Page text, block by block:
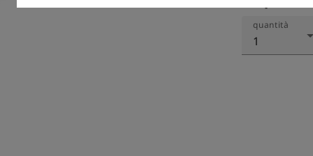
quantità
1